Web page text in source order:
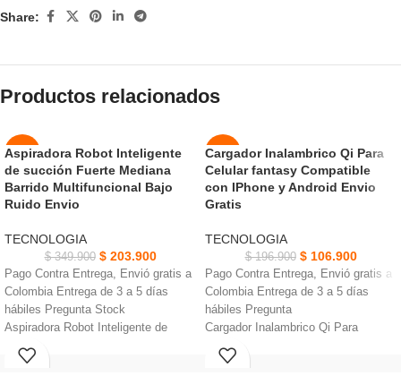
Share:
Productos relacionados
-42%
AGOT
ADO
Aspiradora Robot Inteligente
de succión Fuerte Mediana
Barrido Multifuncional Bajo
Ruido Envio
TECNOLOGIA
$349.900 $203.900
Pago Contra Entrega, Envió gratis a
Colombia Entrega de 3 a 5 días
hábiles Pregunta Stock
Aspiradora Robot Inteligente de
succión Fuerte Paño absorbente de
agua de algodón suave
-46%
AGOT
ADO
Cargador Inalambrico Qi Para
Celular fantasy Compatible
con IPhone y Android Envio
Gratis
TECNOLOGIA
$196.900 $106.900
Pago Contra Entrega, Envió gratis a
Colombia Entrega de 3 a 5 días
hábiles Pregunta
Cargador Inalambrico Qi Para
Celular fantasy Eficiencia del
cargador